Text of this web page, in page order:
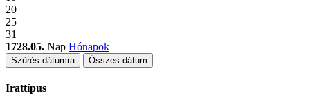
20
25
31
1728.05. Nap Hónapok
Szűrés dátumra Összes dátum
Irattípus